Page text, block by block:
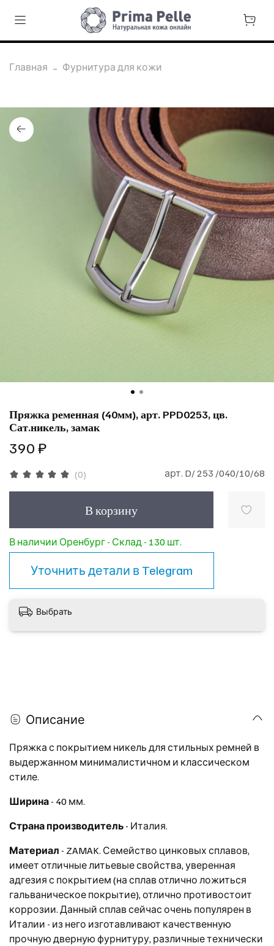
Главная Фурнитура для кожи
(0) арт. D/ 253 /040/10/68
Пряжка ременная (40мм), арт. PPD0253, цв.
Сат.никель, замак
390 ₽
В корзину
В наличии Оренбург - Склад - 130 шт.
Уточнить детали вTelegram
Выбрать
Описание
Пряжка с покрытием никель для стильных ремней в
выдержанном минималистичном и классическом
стиле.
Ширина - 40 мм.
Страна производитель - Италия.
Материал - ZAMAK. Семейство цинковых сплавов,
имеет отличные литьевые свойства, уверенная
адгезия с покрытием (на сплав отлично ложиться
гальваническое покрытие), отлично противостоит
коррозии. Данный сплав сейчас очень популярен в
Италии - из него изготавливают качественную
прочную дверную фурнитуру, различные технически